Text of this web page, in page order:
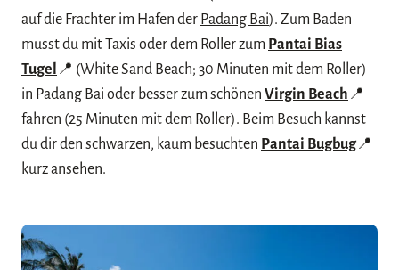
auf die Frachter im Hafen der Padang Bai). Zum Baden
musst du mit Taxis oder dem Roller zum Pantai Bias
Tugel 📍 (White Sand Beach; 30 Minuten mit dem Roller)
in Padang Bai oder besser zum schönen Virgin Beach 📍
fahren (25 Minuten mit dem Roller). Beim Besuch kannst
du dir den schwarzen, kaum besuchten Pantai Bugbug📍
kurz ansehen.